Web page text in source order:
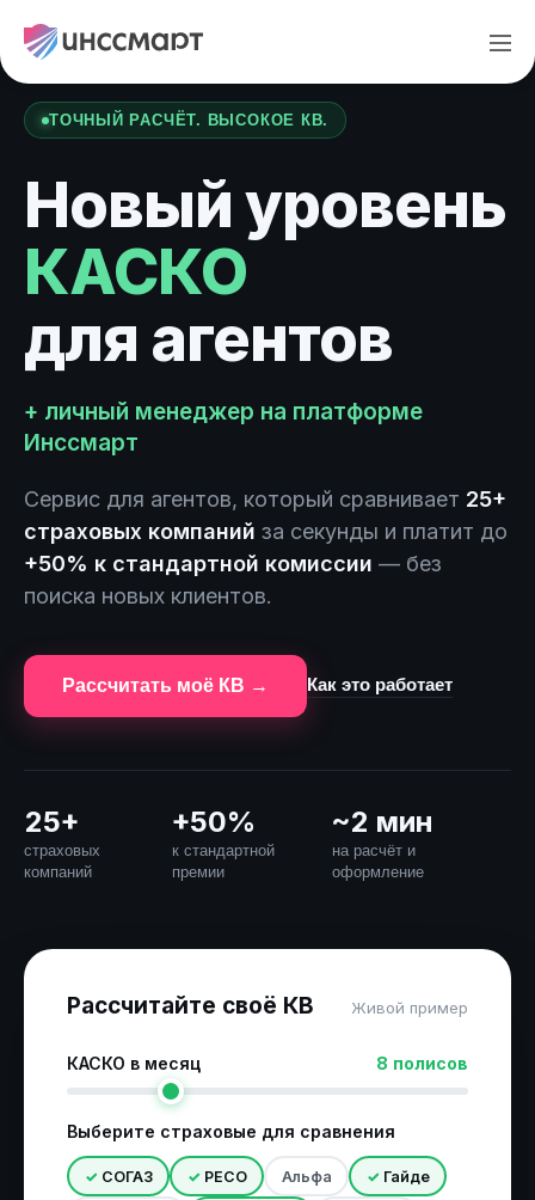
ТОЧНЫЙ РАСЧЁТ. ВЫСОКОЕ КВ.
Новый уровень
КАСКО
для агентов
+ личный менеджер на платформе
Инссмарт
Сервис для агентов, который сравнивает 25+
страховых компаний за секунды и платит до
+50% к стандартной комиссии — без
поиска новых клиентов.
Рассчитать моё КВ → Как это работает
25+
страховых
компаний
+50%
к стандартной
премии
~2 мин
на расчёт и
оформление
Рассчитайте своё КВ Живой пример
КАСКО в месяц 8 полисов
Выберите страховые для сравнения
СОГАЗ РЕСО Альфа Гайде